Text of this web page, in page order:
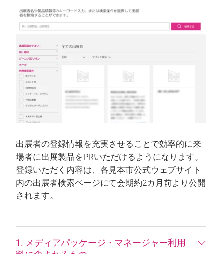
出展者の登録情報を充実させることで効率的に来
場者に出展製品をPRいただけるようになります。
登録いただく内容は、各見本市公式ウェブサイト
内の出展者検索ページにて会期約2カ月前より公開
されます。
1. メディアパッケージ・マネージャー利用